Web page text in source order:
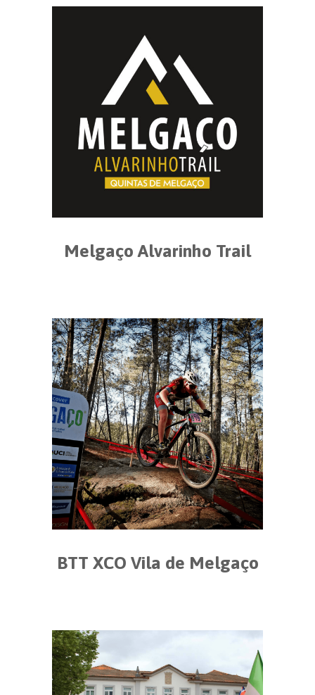
Melgaço Alvarinho Trail
BTT XCO Vila de Melgaço